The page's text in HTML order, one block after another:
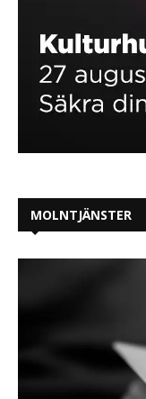
MOLNTJÄNSTER